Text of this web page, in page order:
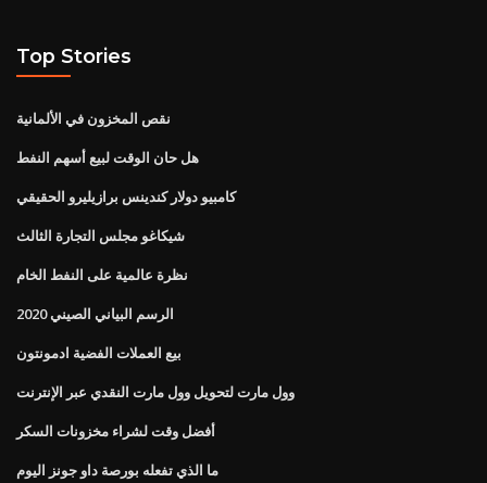
Top Stories
نقص المخزون في الألمانية
هل حان الوقت لبيع أسهم النفط
كامبيو دولار كندينس برازيليرو الحقيقي
شيكاغو مجلس التجارة الثالث
نظرة عالمية على النفط الخام
الرسم البياني الصيني 2020
بيع العملات الفضية ادمونتون
وول مارت لتحويل وول مارت النقدي عبر الإنترنت
أفضل وقت لشراء مخزونات السكر
ما الذي تفعله بورصة داو جونز اليوم